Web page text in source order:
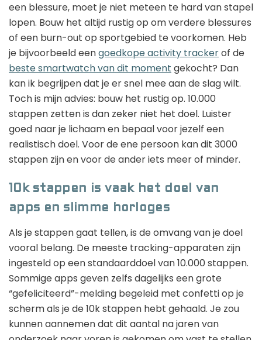
een blessure, moet je niet meteen te hard van stapel
lopen. Bouw het altijd rustig op om verdere blessures
of een burn-out op sportgebied te voorkomen. Heb
je bijvoorbeeld eengoedkope activity trackerof de
beste smartwatch van dit moment gekocht? Dan
kan ik begrijpen dat je er snel mee aan de slag wilt.
Toch is mijn advies: bouw het rustig op. 10.000
stappen zetten is dan zeker niet het doel. Luister
goed naar je lichaam en bepaal voor jezelf een
realistisch doel. Voor de ene persoon kan dit 3000
stappen zijn en voor de ander iets meer of minder.
10k stappen is vaak het doel van
apps en slimme horloges
Als je stappen gaat tellen, is de omvang van je doel
vooral belang. De meeste tracking-apparaten zijn
ingesteld op een standaarddoel van 10.000 stappen.
Sommige apps geven zelfs dagelijks een grote
“gefeliciteerd”-melding begeleid met confetti op je
scherm als je de 10k stappen hebt gehaald. Je zou
kunnen aannemen dat dit aantal na jaren van